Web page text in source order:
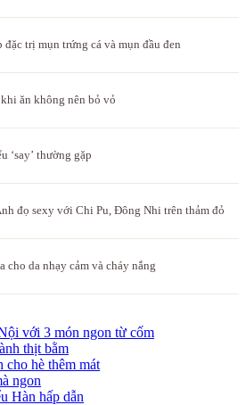
trị mụn trứng cá và mụn đầu đen
ăn không nên bỏ vỏ
‘say’ thường gặp
đọ sexy với Chi Pu, Đông Nhi trên thảm đỏ
cho da nhạy cảm và cháy nắng
với 3 món ngon từ cốm
thịt bằm
cho hè thêm mát
ngon
Hàn hấp dẫn